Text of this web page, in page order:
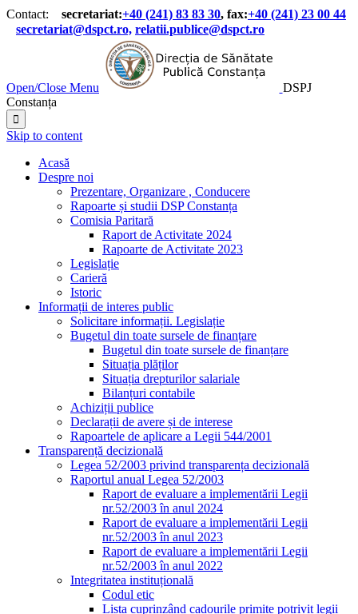
Contact: secretariat:+40 (241) 83 83 30, fax:+40 (241) 23 00 44
secretariat@dspct.ro, relatii.publice@dspct.ro
Open/Close Menu
DSPJ
Constanța

Skip to content
Acasă
Despre noi
Prezentare, Organizare , Conducere
Rapoarte și studii DSP Constanța
Comisia Paritară
Raport de Activitate 2024
Rapoarte de Activitate 2023
Legislație
Carieră
Istoric
Informații de interes public
Solicitare informații. Legislație
Bugetul din toate sursele de finanțare
Bugetul din toate sursele de finanțare
Situația plăților
Situația drepturilor salariale
Bilanțuri contabile
Achiziții publice
Declarații de avere și de interese
Rapoartele de aplicare a Legii 544/2001
Transparență decizională
Legea 52/2003 privind transparența decizională
Raportul anual Legea 52/2003
Raport de evaluare a implementării Legii
nr.52/2003 în anul 2024
Raport de evaluare a implementării Legii
nr.52/2003 în anul 2023
Raport de evaluare a implementării Legii
nr.52/2003 în anul 2022
Integritatea instituțională
Codul etic
Lista cuprinzând cadourile primite potrivit legii